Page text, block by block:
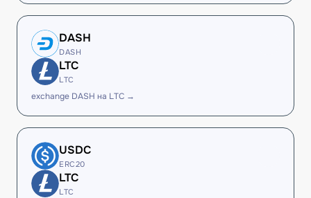
DASH
DASH
LTC
LTC
exchange DASH на LTC →
USDC
ERC20
LTC
LTC